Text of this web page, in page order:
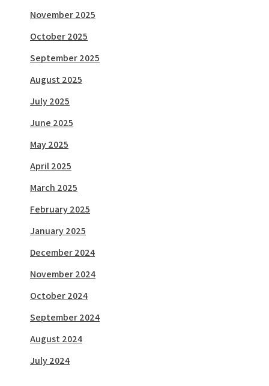
November 2025
October 2025
September 2025
August 2025
July 2025
June 2025
May 2025
April 2025
March 2025
February 2025
January 2025
December 2024
November 2024
October 2024
September 2024
August 2024
July 2024